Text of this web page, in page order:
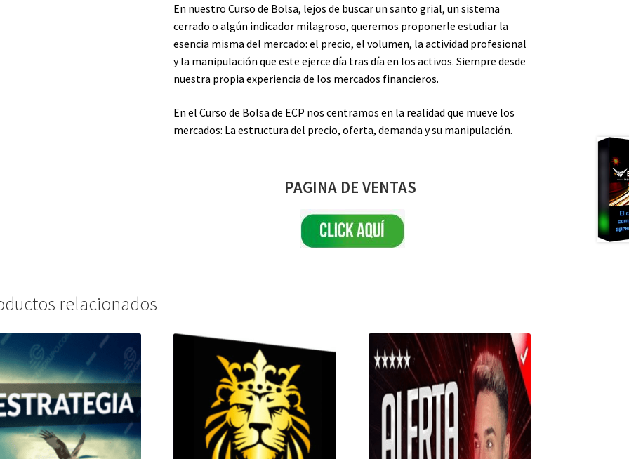
En nuestro Curso de Bolsa, lejos de buscar un santo grial, un sistema
cerrado o algún indicador milagroso, queremos proponerle estudiar la
esencia misma del mercado: el precio, el volumen, la actividad profesional
y la manipulación que este ejerce día tras día en los activos. Siempre desde
nuestra propia experiencia de los mercados financieros.
En el Curso de Bolsa de ECP nos centramos en la realidad que mueve los
mercados: La estructura del precio, oferta, demanda y su manipulación.
PAGINA DE VENTAS
relacionados